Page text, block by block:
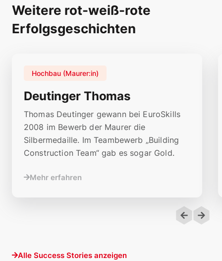
Weitere rot-weiß-rote
Erfolgsgeschichten
Deutinger Thomas
Hochbau (Maurer:in)
Thomas Deutinger gewann bei EuroSkills
2008 im Bewerb der Maurer die
Silbermedaille. Im Teambewerb „Building
Construction Team“ gab es sogar Gold.
Mehr erfahren
Alle Success Stories anzeigen